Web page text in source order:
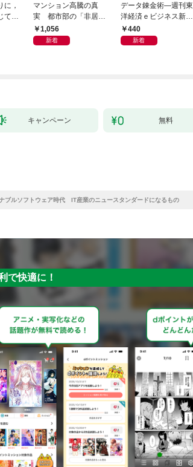
に，
み
マンション高騰の真
実 都市部の「非居住
化」が街を壊す
1,056
新着
データ錬金術―週刊東
洋経済ｅビジネス新書
Ｎo.493
440
新着
キャンペーン 無料
ブルソフトウェア時代 IT産業のニュースタンダードになるもの
で快適に！